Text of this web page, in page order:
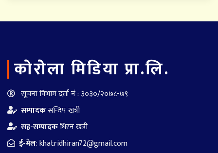
काेराेला मिडिया प्रा.लि.
सूचना विभाग दर्ता नं : ३०३०/२०७८-७९
सम्पादकसन्दिप खत्री
सह-सम्पादकधिरन खत्री
ई-मेल:khatridhiran72@gmail.com